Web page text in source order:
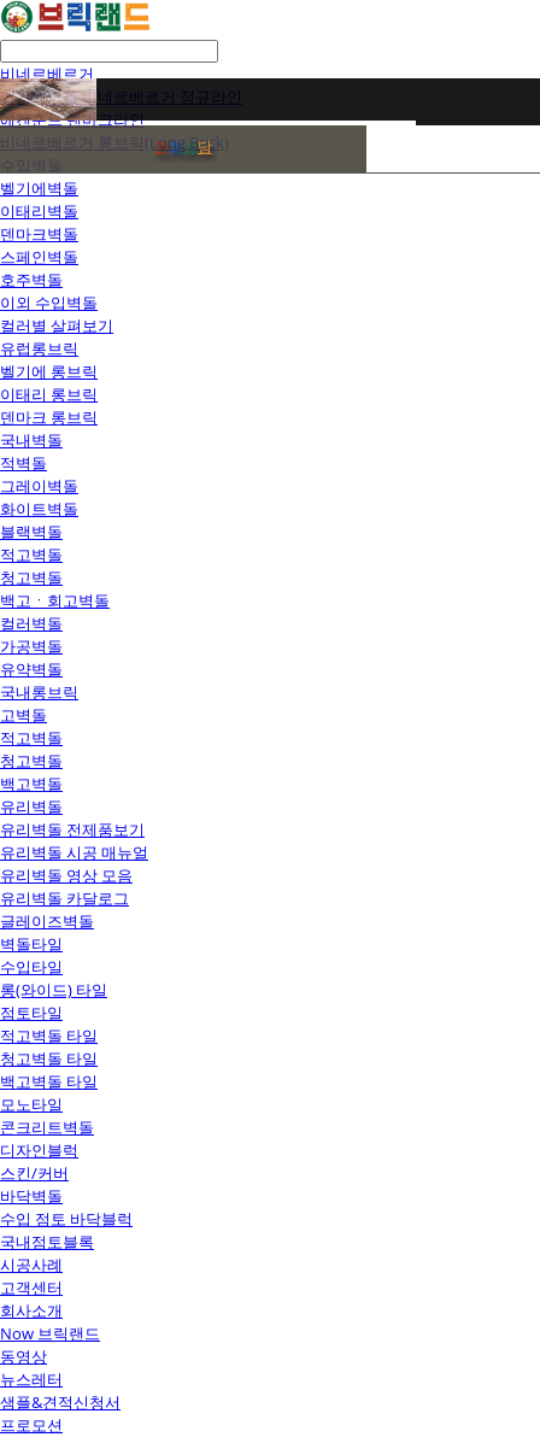
비네르베르거
벨기에벽돌 비네르베르거 정규라인
에겐순드 덴마크라인
비네르베르거 롱브릭(Long Brick)
수입벽돌
벨기에벽돌
이태리벽돌
덴마크벽돌
스페인벽돌
호주벽돌
이외 수입벽돌
컬러별 살펴보기
유럽롱브릭
벨기에 롱브릭
이태리 롱브릭
덴마크 롱브릭
국내벽돌
적벽돌
그레이벽돌
화이트벽돌
블랙벽돌
적고벽돌
청고벽돌
백고ㆍ회고벽돌
컬러벽돌
가공벽돌
유약벽돌
국내롱브릭
고벽돌
적고벽돌
청고벽돌
백고벽돌
유리벽돌
유리벽돌 전제품보기
유리벽돌 시공 매뉴얼
유리벽돌 영상 모음
유리벽돌 카달로그
글레이즈벽돌
벽돌타일
수입타일
롱(와이드) 타일
점토타일
적고벽돌 타일
청고벽돌 타일
백고벽돌 타일
모노타일
콘크리트벽돌
디자인블럭
스킨/커버
바닥벽돌
수입 점토 바닥블럭
국내점토블록
시공사례
고객센터
회사소개
Now 브릭랜드
동영상
뉴스레터
샘플&견적신청서
프로모션
전화상담